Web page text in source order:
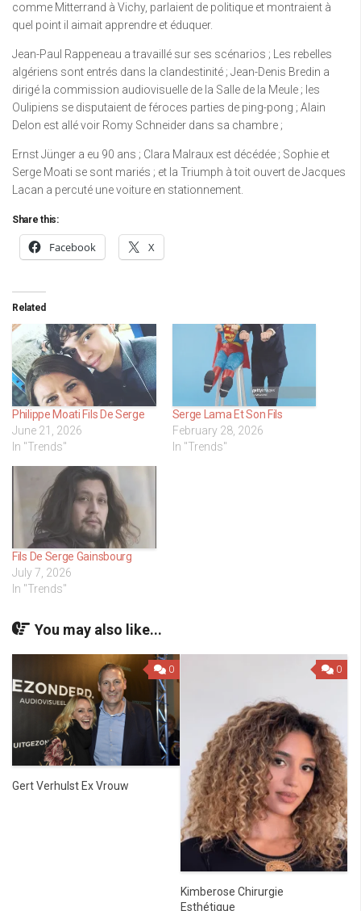
comme Mitterrand à Vichy, parlaient de politique et montraient à
quel point il aimait apprendre et éduquer.
Jean-Paul Rappeneau a travaillé sur ses scénarios ; Les rebelles
algériens sont entrés dans la clandestinité ; Jean-Denis Bredin a
dirigé la commission audiovisuelle de la Salle de la Meule ; les
Oulipiens se disputaient de féroces parties de ping-pong ; Alain
Delon est allé voir Romy Schneider dans sa chambre ;
Ernst Jünger a eu 90 ans ; Clara Malraux est décédée ; Sophie et
Serge Moati se sont mariés ; et la Triumph à toit ouvert de Jacques
Lacan a percuté une voiture en stationnement.
Share this:
Facebook X
Related
Philippe Moati Fils De Serge
June 21, 2026
In "Trends"
Serge Lama Et Son Fils
February 28, 2026
In "Trends"
Fils De Serge Gainsbourg
July 7, 2026
In "Trends"
You may also like...
0
Gert Verhulst Ex Vrouw
0
Kimberose Chirurgie
Esthétique